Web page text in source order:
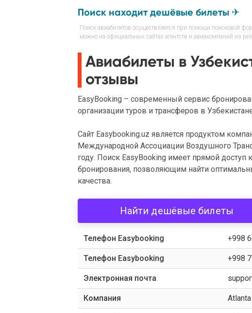
Поиск находит дешёвые билеты ✈
Поиск авиабилетов осуществляется при помощи поисковой
можно на официальных сайтах агентств и авиакомпаний из
Авиабилеты в
отзывы
EasyBooking – современный сервис
организации туров и трансферов в
Сайт Easybooking.uz является продуктом
Международной Ассоциации Воздушного
году. Поиск EasyBooking имеет прямой
бронирования, позволяющим найти
качества.
Найти дешёвые билеты
Телефон Easybooking +998
Телефон Easybooking +998
Электронная почта
Компания